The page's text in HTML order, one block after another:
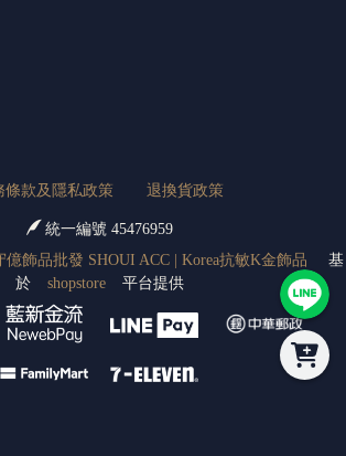
條款及隱私政策 退換貨政策
統一編號 45476959
億飾品批發 SHOUI ACC | Korea抗敏K金飾品
基
於
shopstore 平台提供